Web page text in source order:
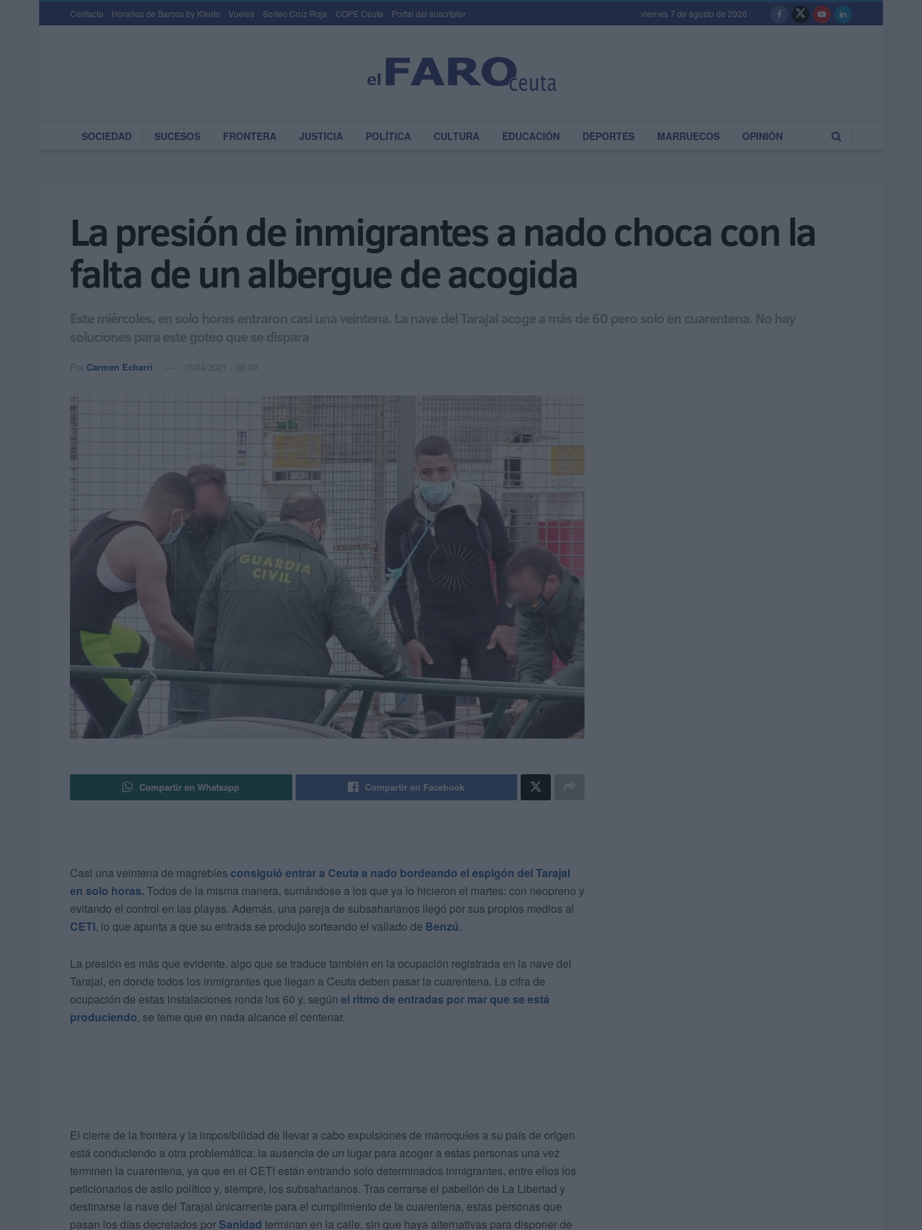
Contacto Horarios de Barcos by Kikoto Vuelos Sorteo Cruz Roja COPE Ceuta Portal del suscriptor viernes 7 de agosto de 2026
SOCIEDAD SUCESOS FRONTERA JUSTICIA POLÍTICA CULTURA EDUCACIÓN DEPORTES MARRUECOS OPINIÓN
La presión de inmigrantes a nado choca con la
falta de un albergue de acogida
Este miércoles, en solo horas entraron casi una veintena. La nave del Tarajal acoge a más de 60 pero solo en cuarentena. No hay
soluciones para este goteo que se dispara
Por Carmen Echarri 15/04/2021 - 08:00
Compartir en Whatsapp Compartir en Facebook
Casi una veintena de magrebíes consiguió entrar a Ceuta a nado bordeando el espigón del Tarajal
en solo horas.Todos de la misma manera, sumándose a los que ya lo hicieron el martes: con neopreno y
evitando el control en las playas. Además, una pareja de subsaharianos llegó por sus propios medios al
CETI, lo que apunta a que su entrada se produjo sorteando el vallado de Benzú.
La presión es más que evidente, algo que se traduce también en la ocupación registrada en la nave del
Tarajal, en donde todos los inmigrantes que llegan a Ceuta deben pasar la cuarentena. La cifra de
ocupación de estas instalaciones ronda los 60 y, según el ritmo de entradas por mar que se está
produciendo, se teme que en nada alcance el centenar.
El cierre de la frontera y la imposibilidad de llevar a cabo expulsiones de marroquíes a su país de origen
está conduciendo a otra problemática: la ausencia de un lugar para acoger a estas personas una vez
terminen la cuarentena, ya que en el CETI están entrando solo determinados inmigrantes, entre ellos los
peticionarios de asilo político y, siempre, los subsaharianos. Tras cerrarse el pabellón de La Libertad y
destinarse la nave del Tarajal únicamente para el cumplimiento de la cuarentena, estas personas que
pasan los días decretados por Sanidad terminan en la calle, sin que haya alternativas para disponer de